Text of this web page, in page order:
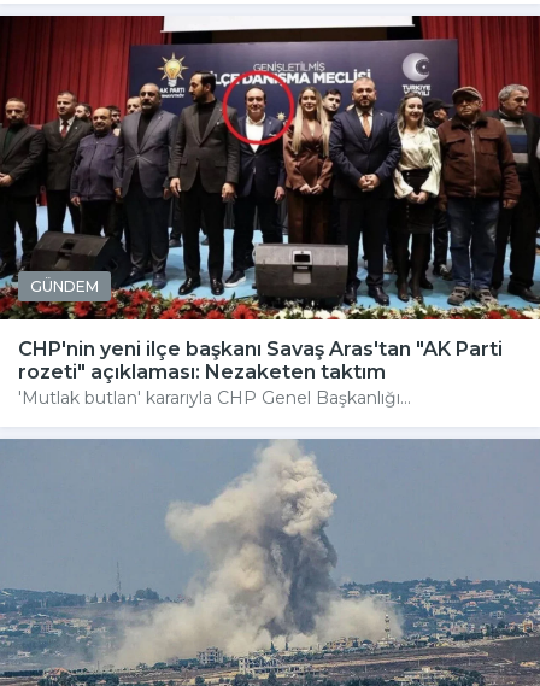
GÜNDEM
CHP'nin yeni ilçe başkanı Savaş Aras'tan "AK Parti
rozeti" açıklaması: Nezaketen taktım
'Mutlak butlan' kararıyla CHP Genel Başkanlığı...